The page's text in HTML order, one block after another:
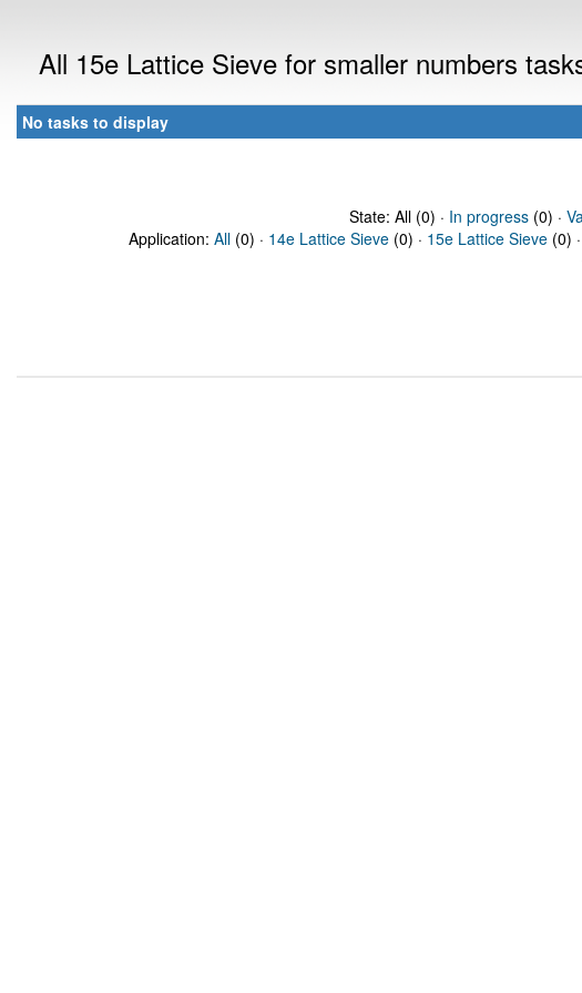
All 15e Lattice Sieve for smaller numbers
No tasks to display
State: All (0) · In progress(0) ·
Application: All (0) · 14e Lattice Sieve (0) · 15e Lattice Sieve (0)